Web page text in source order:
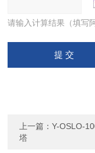
请输入计算结果（填写
上一篇：Y-OSLO-
塔